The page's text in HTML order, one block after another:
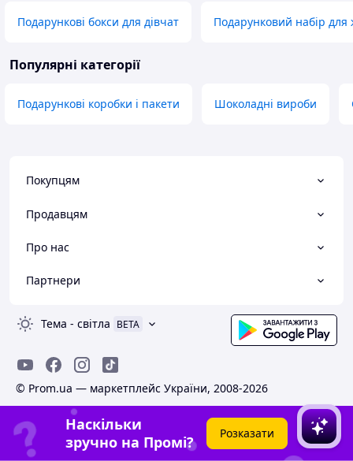
Подарункові бокси для дівчат Подарунковий набір для
Популярні категорії
Подарункові коробки і пакети Шоколадні вироби
Покупцям
Продавцям
Про нас
Партнери
Тема - світла BETA
© Prom.ua — маркетплейс України, 2008-2026
Наскільки
зручно на Промі?
Розказати